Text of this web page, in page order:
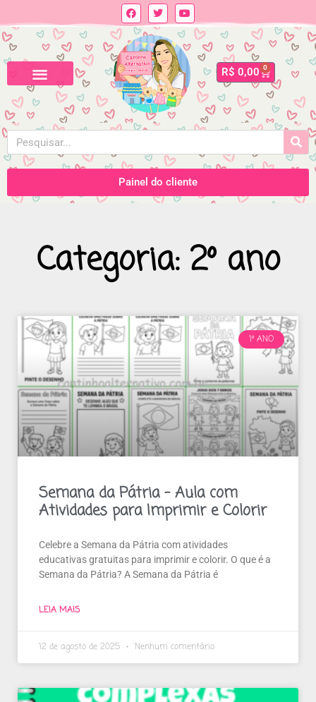
R$ 0,00 0
Painel do cliente
Categoria: 2º ano
1º ANO
Semana da Pátria – Aula com
Atividades para Imprimir e Colorir
Celebre a Semana da Pátria com atividades
educativas gratuitas para imprimir e colorir. O que é a
Semana da Pátria? A Semana da Pátria é
LEIA MAIS
12 de agosto de 2025 Nenhum comentário